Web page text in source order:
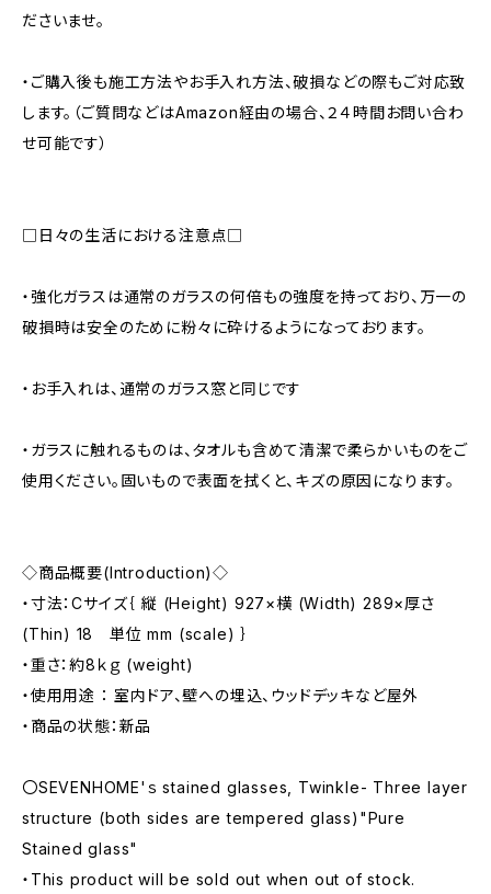
ださいませ。
・ご購入後も施工方法やお手入れ方法、破損などの際もご対応致
します。（ご質問などはAmazon経由の場合、２４時間お問い合わ
せ可能です）
□日々の生活における注意点□
・強化ガラスは通常のガラスの何倍もの強度を持っており、万一の
破損時は安全のために粉々に砕けるようになっております。
・お手入れは、通常のガラス窓と同じです
・ガラスに触れるものは、タオルも含めて清潔で柔らかいものをご
使用ください。固いもので表面を拭くと、キズの原因になります。
◇商品概要(Introduction)◇
・寸法：Cサイズ｛ 縦 (Height) 927×横 (Width) 289×厚さ
(Thin) 18 単位 mm (scale) ｝
・重さ：約8ｋｇ (weight)
・使用用途 ： 室内ドア、壁への埋込、ウッドデッキなど屋外
・商品の状態：新品
〇SEVENHOME'ｓ stained glasses, Twinkle- Three layer
structure (both sides are tempered glass)"Pure
Stained glass"
・This product will be sold out when out of stock.